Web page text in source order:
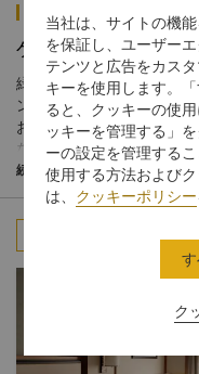
シャングリ・ラ ラサ
ゲストルーム＆スイ
緑豊かなトロピカルガー
ン ペナンは、海や丘陵の
およびスイートを擁して
なマレーシアンテイスト
は、温かく風通しの良い
ています。
続きを読む
スタンダー
当社は、サイトの機
を保証し、ユーザー
テンツと広告をカス
キーを使用します。
ると、クッキーの使
ッキーを管理する」
ーの設定を管理する
使用する方法および
は、 クッキーポリシー
ク